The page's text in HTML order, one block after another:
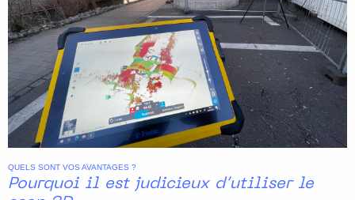
QUELS SONT VOS AVANTAGES ?
Pourquoi il est judicieux d’utiliser le